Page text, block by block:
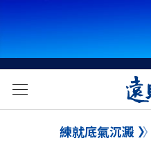
練就底氣沉澱